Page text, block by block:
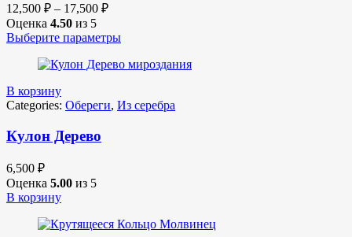
12,500 ₽ – 17,500 ₽
Оценка 4.50 из 5
Выберите параметры
В корзину
Categories: Обереги, Из серебра
Кулон Дерево
6,500 ₽
Оценка 5.00 из 5
В корзину